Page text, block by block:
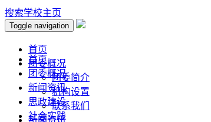
搜索学校主页
Toggle navigation
首页
团委概况
团委简介
机构设置
联系我们
新闻资讯
首页
团委概况
新闻资讯
思政建设
社会实践